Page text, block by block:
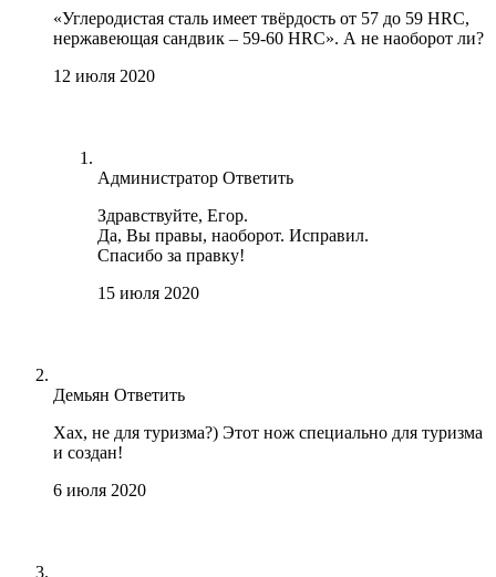
«Углеродистая сталь имеет твёрдость от 57 до 59 HRC,
нержавеющая сандвик – 59-60 HRC». А не наоборот ли?
12 июля 2020
Администратор Ответить
Здравствуйте, Егор.
Да, Вы правы, наоборот. Исправил.
Спасибо за правку!
15 июля 2020
Демьян Ответить
Хах, не для туризма?) Этот нож специально для туризма
и создан!
6 июля 2020